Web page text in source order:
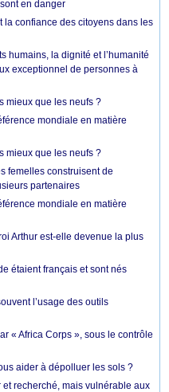
en danger
la confiance des citoyens dans les
humains, la dignité et l’humanité
exceptionnel de personnes à
mieux que les neufs ?
mondiale en matière
mieux que les neufs ?
femelles construisent de
partenaires
mondiale en matière
Arthur est-elle devenue la plus
étaient français et sont nés
l’usage des outils
« Africa Corps », sous le contrôle
aider à dépolluer les sols ?
recherché, mais vulnérable aux